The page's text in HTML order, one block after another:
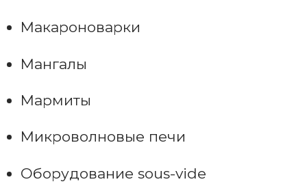
Макароноварки
Мангалы
Мармиты
Микроволновые печи
Оборудование sous-vide